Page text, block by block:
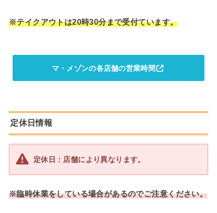
※テイクアウトは20時30分まで受付ています。
マ・メゾンの各店舗の営業時間
定休日情報
定休日： 店舗により異なります。
※臨時休業をしている場合があるのでご注意ください。